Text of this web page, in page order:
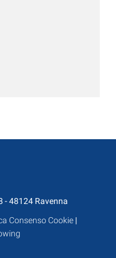
- 48124 Ravenna
Consenso Cookie |